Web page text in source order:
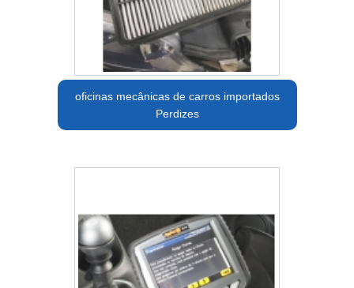
oficinas mecânicas de carros importados
Perdizes